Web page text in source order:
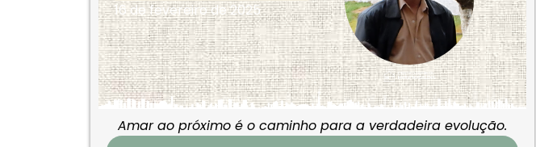
16 de fevereiro de 2025
Amar ao próximo é o caminho para a verdadeira evolução.